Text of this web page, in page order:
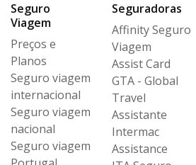
Seguro
Viagem
Preços e
Planos
Seguro viagem
internacional
Seguro viagem
nacional
Seguro viagem
Seguradoras
Affinity Seguro
Viagem
Assist Card
GTA - Global
Travel
Assistante
Intermac
Assistance